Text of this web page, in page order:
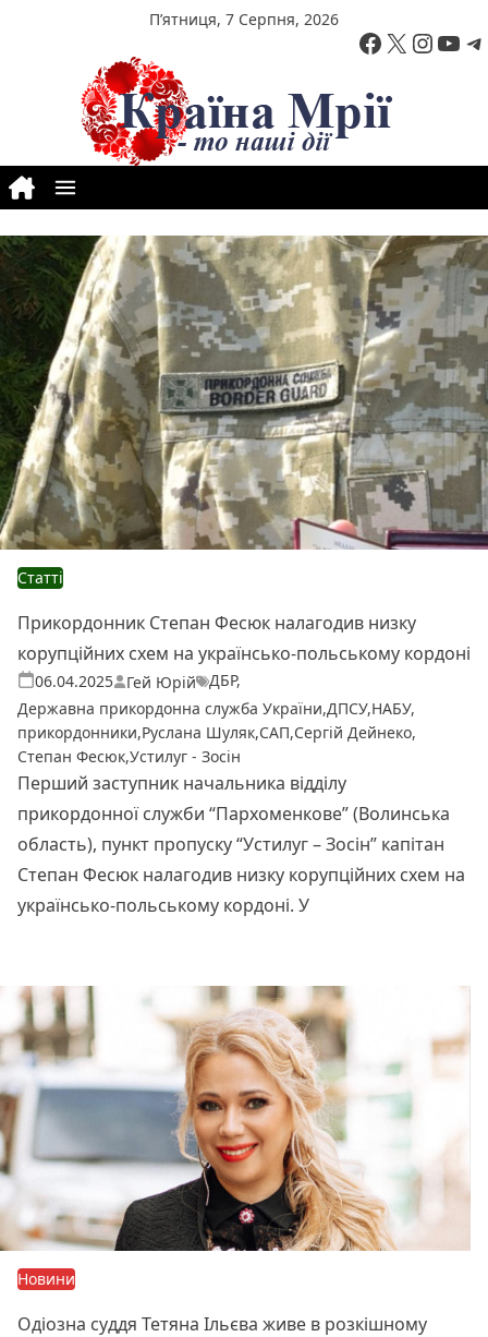
Перейти до вмістуП’ятниця, 7 Серпня, 2026
Facebook
X
Статті
Прикордонник Степан Фесюк налагодив низку
корупційних схем на українсько-польському кордоні
06.04.2025Опубліковано
Гей Юрій
Теги: ДБР,
Державна прикордонна служба України,ДПСУ,НАБУ,
прикордонники,Руслана Шуляк,САП,Сергій Дейнеко,
Степан Фесюк,Устилуг - Зосін
Перший заступник начальника відділу
прикордонної служби “Пархоменкове” (Волинська
область), пункт пропуску “Устилуг – Зосін” капітан
Степан Фесюк налагодив низку корупційних схем на
українсько-польському кордоні. У
Новини
Одіозна суддя Тетяна Ільєва живе в розкішному